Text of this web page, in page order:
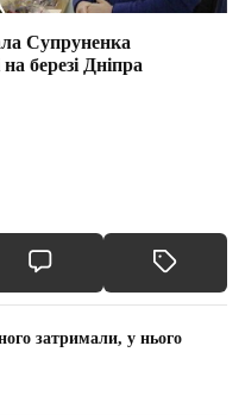
Супруненка
березі Дніпра
затримали, у нього